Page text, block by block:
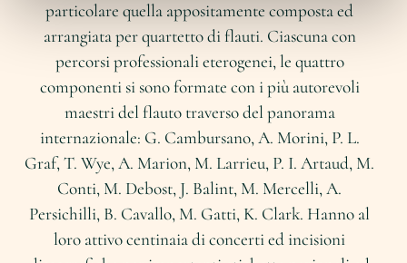
particolare quella appositamente composta ed
arrangiata per quartetto di flauti. Ciascuna con
percorsi professionali eterogenei, le quattro
componenti si sono formate con i più autorevoli
maestri del flauto traverso del panorama
internazionale: G. Cambursano, A. Morini, P. L.
Graf, T. Wye, A. Marion, M. Larrieu, P. I. Artaud, M.
Conti, M. Debost, J. Balint, M. Mercelli, A.
Persichilli, B. Cavallo, M. Gatti, K. Clark. Hanno al
loro attivo centinaia di concerti ed incisioni